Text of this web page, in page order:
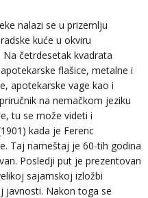
nalazi se u prizemlju
kuće u okviru
Na četrdesetak kvadrata
flašice, metalne i
apotekarske vage kao i
na nemačkom jeziku
tu se može videti i
kada je Ferenc
Taj nameštaj je 60-tih godina
Posledji put je prezentovan
sajamskoj izložbi
javnosti. Nakon toga se